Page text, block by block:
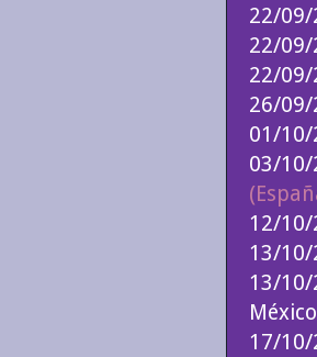
22/
22/
22/
26/
01/
03/
12/
13/
13/10/
México
17/10/